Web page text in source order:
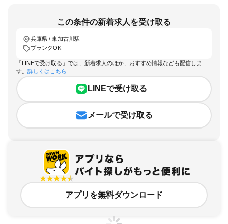
この条件の新着求人を受け取る
兵庫県 / 東加古川駅
ブランクOK
「LINEで受け取る」では、新着求人のほか、おすすめ情報なども配信しま
す。 詳しくはこちら
LINEで受け取る
メールで受け取る
アプリを無料ダウンロード